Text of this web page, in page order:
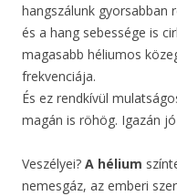
hangszálunk gyorsabban
és a hang sebessége is
magasabb héliumos
frekvenciája.
És ez rendkívül
magán is röhög. Igazán
Veszélyei? A hélium
nemesgáz, az emberi